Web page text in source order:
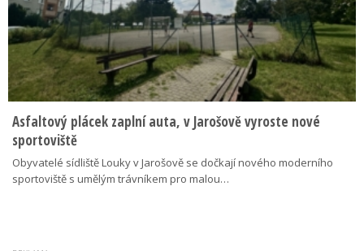
Asfaltový plácek zaplní auta, v Jarošově vyroste nové
sportoviště
Obyvatelé sídliště Louky v Jarošově se dočkají nového moderního
sportoviště s umělým trávníkem pro malou…